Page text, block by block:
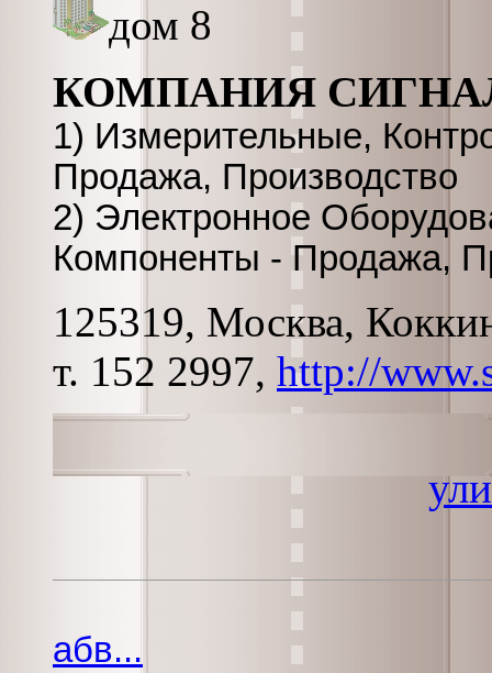
дом 8
КОМПАНИЯ
1) Измерительные,
Продажа, Производство
2) Электронное
Компоненты - Продажа,
125319, Москва,
т. 152 2997, http://
абв...